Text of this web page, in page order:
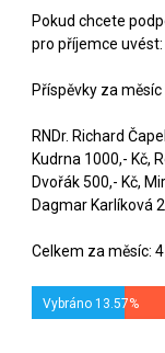
Pokud chcete
pro příjemce uvést:
Příspěvky za
RNDr. Richard
Kudrna 1000,- Kč,
Dvořák 500,- Kč,
Dagmar Karlíková
Celkem za měsíc:
Vybráno 13.57%